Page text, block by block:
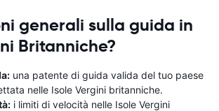
generali sulla guida in
Britanniche?
una patente di guida valida del tuo paese
nelle Isole Vergini britanniche.
i limiti di velocità nelle Isole Vergini